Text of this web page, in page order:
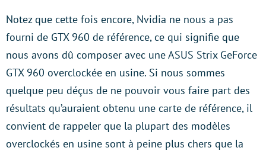
Notez que cette fois encore, Nvidia ne nous a pas
fourni de GTX 960 de référence, ce qui signifie que
nous avons dû composer avec une ASUS Strix GeForce
GTX 960 overclockée en usine. Si nous sommes
quelque peu déçus de ne pouvoir vous faire part des
résultats qu’auraient obtenu une carte de référence, il
convient de rappeler que la plupart des modèles
overclockés en usine sont à peine plus chers que la